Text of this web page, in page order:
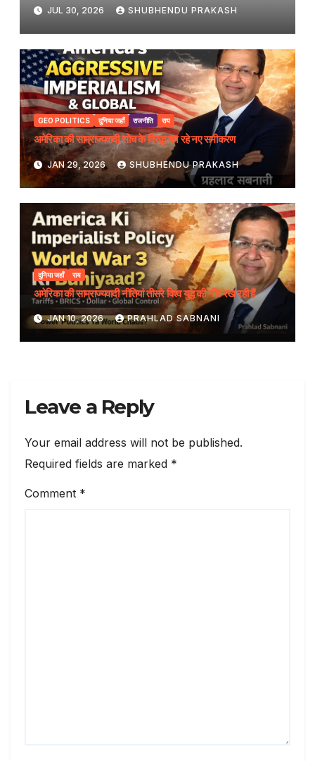
JUL 30, 2026 SHUBHENDU PRAKASH
GEO POLITICS दुनिया जहाँ राजनीति राय
अमेरिका की साम्राज्यवादी सोच के विरुद्ध बन रहे नए समीकरण
JAN 29, 2026 SHUBHENDU PRAKASH
दुनिया जहाँ राय
अमेरिका की साम्राज्यवादी नीतियां तीसरे विश्व युद्ध की नींव रख रही हैं
JAN 10, 2026 PRAHLAD SABNANI
Leave a Reply
Your email address will not be published.
Required fields are marked *
Comment *